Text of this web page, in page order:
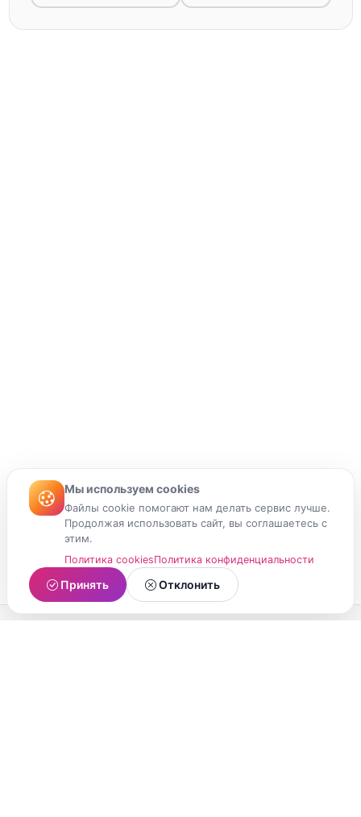
Мы используем cookies
Файлы cookie помогают нам делать сервис лучше.
Продолжая использовать сайт, вы соглашаетесь с
этим.
Политика cookiesПолитика конфиденциальности
Принять Отклонить